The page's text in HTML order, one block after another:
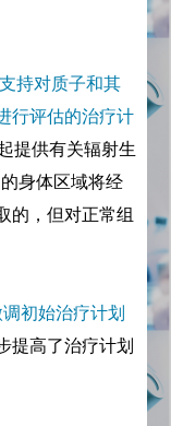
持对质子和其
行评估的治疗计
提供有关辐射生
身体区域将经
的，但对正常组
初始治疗计划
提高了治疗计划